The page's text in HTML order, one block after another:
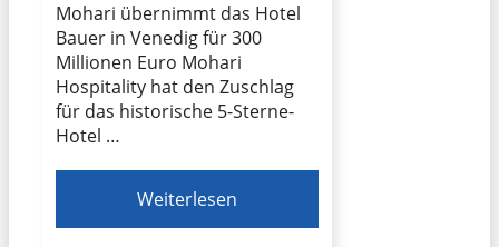
Mohari übernimmt das Hotel
Bauer in Venedig für 300
Millionen Euro Mohari
Hospitality hat den Zuschlag
für das historische 5-Sterne-
Hotel …
Weiterlesen